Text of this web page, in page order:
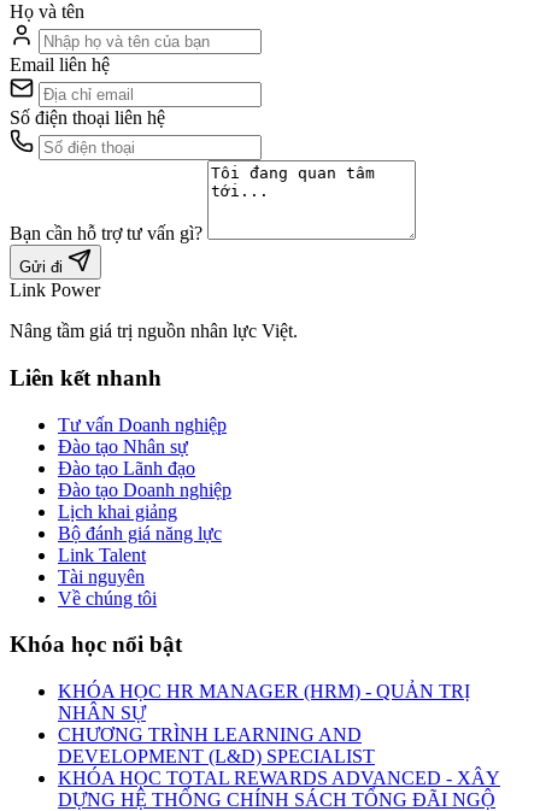
Họ và tên
Email liên hệ
Số điện thoại liên hệ
Bạn cần hỗ trợ tư vấn gì?
Gửi đi
Link Power
Nâng tầm giá trị nguồn nhân lực Việt.
Liên kết nhanh
Tư vấn Doanh nghiệp
Đào tạo Nhân sự
Đào tạo Lãnh đạo
Đào tạo Doanh nghiệp
Lịch khai giảng
Bộ đánh giá năng lực
Link Talent
Tài nguyên
Về chúng tôi
Khóa học nổi bật
KHÓA HỌC HR MANAGER (HRM) - QUẢN TRỊ
NHÂN SỰ
CHƯƠNG TRÌNH LEARNING AND
DEVELOPMENT (L&D) SPECIALIST
KHÓA HỌC TOTAL REWARDS ADVANCED - XÂY
DỰNG HỆ THỐNG CHÍNH SÁCH TỔNG ĐÃI NGỘ